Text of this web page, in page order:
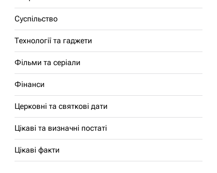
Суспільство
Технології та гаджети
Фільми та серіали
Фінанси
Церковні та святкові дати
Цікаві та визначні постаті
Цікаві факти